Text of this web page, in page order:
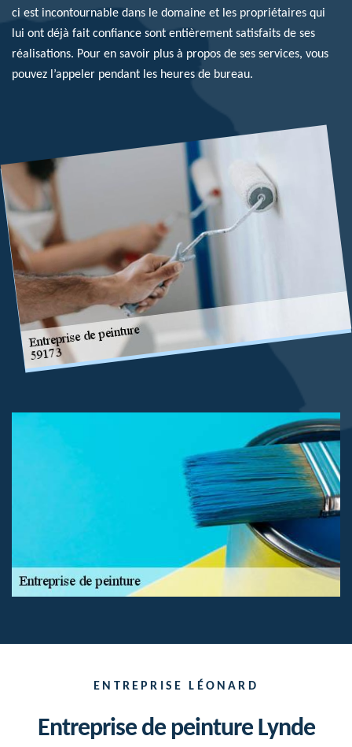
ci est incontournable dans le domaine et les propriétaires qui
lui ont déjà fait confiance sont entièrement satisfaits de ses
réalisations. Pour en savoir plus à propos de ses services, vous
pouvez l’appeler pendant les heures de bureau.
ENTREPRISE LÉONARD
Entreprise de peinture Lynde